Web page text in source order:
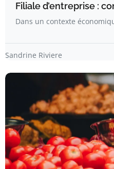
Filiale d’entreprise :
Dans un contexte
Sandrine Riviere